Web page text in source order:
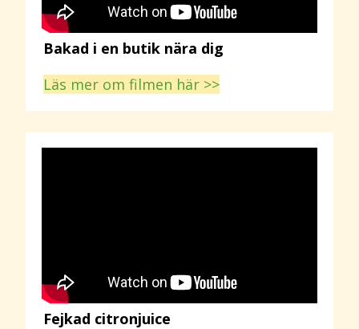
Bakad i en butik nära dig
Läs mer om filmen här >>
Fejkad citronjuice